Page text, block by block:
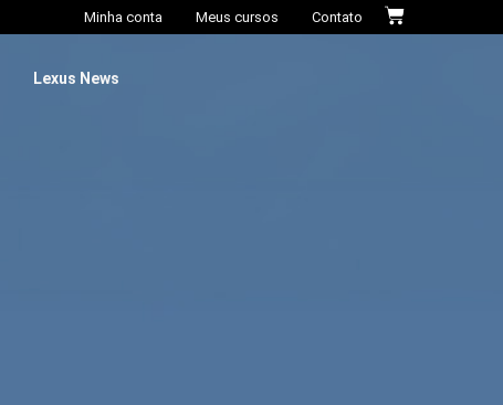
Minha conta Meus cursos Contato
Lexus News​